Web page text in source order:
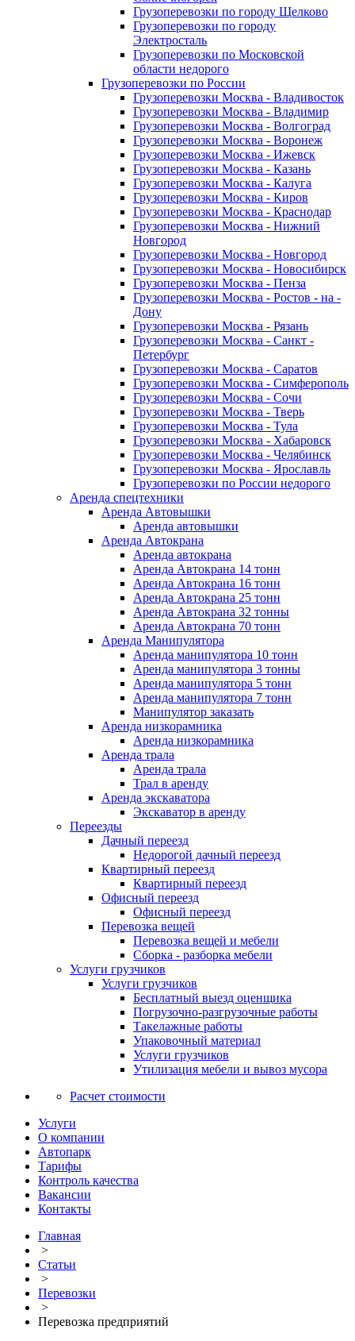
Грузоперевозки по городу Щелково
Грузоперевозки по городу
Электросталь
Грузоперевозки по Московской
области недорого
Грузоперевозки по России
Грузоперевозки Москва - Владивосток
Грузоперевозки Москва - Владимир
Грузоперевозки Москва - Волгоград
Грузоперевозки Москва - Воронеж
Грузоперевозки Москва - Ижевск
Грузоперевозки Москва - Казань
Грузоперевозки Москва - Калуга
Грузоперевозки Москва - Киров
Грузоперевозки Москва - Краснодар
Грузоперевозки Москва - Нижний
Новгород
Грузоперевозки Москва - Новгород
Грузоперевозки Москва - Новосибирск
Грузоперевозки Москва - Пенза
Грузоперевозки Москва - Ростов - на -
Дону
Грузоперевозки Москва - Рязань
Грузоперевозки Москва - Санкт -
Петербург
Грузоперевозки Москва - Саратов
Грузоперевозки Москва - Симферополь
Грузоперевозки Москва - Сочи
Грузоперевозки Москва - Тверь
Грузоперевозки Москва - Тула
Грузоперевозки Москва - Хабаровск
Грузоперевозки Москва - Челябинск
Грузоперевозки Москва - Ярославль
Грузоперевозки по России недорого
Аренда спецтехники
Аренда Автовышки
Аренда автовышки
Аренда Автокрана
Аренда автокрана
Аренда Автокрана 14 тонн
Аренда Автокрана 16 тонн
Аренда Автокрана 25 тонн
Аренда Автокрана 32 тонны
Аренда Автокрана 70 тонн
Аренда Манипулятора
Аренда манипулятора 10 тонн
Аренда манипулятора 3 тонны
Аренда манипулятора 5 тонн
Аренда манипулятора 7 тонн
Манипулятор заказать
Аренда низкорамника
Аренда низкорамника
Аренда трала
Аренда трала
Трал в аренду
Аренда экскаватора
Экскаватор в аренду
Переезды
Дачный переезд
Недорогой дачный переезд
Квартирный переезд
Квартирный переезд
Офисный переезд
Офисный переезд
Перевозка вещей
Перевозка вещей и мебели
Сборка - разборка мебели
Услуги грузчиков
Услуги грузчиков
Бесплатный выезд оценщика
Погрузочно-разгрузочные работы
Такелажные работы
Упаковочный материал
Услуги грузчиков
Утилизация мебели и вывоз мусора
Расчет стоимости
Услуги
О компании
Автопарк
Тарифы
Контроль качества
Вакансии
Контакты
Главная
>
Статьи
>
Перевозки
>
Перевозка предприятий